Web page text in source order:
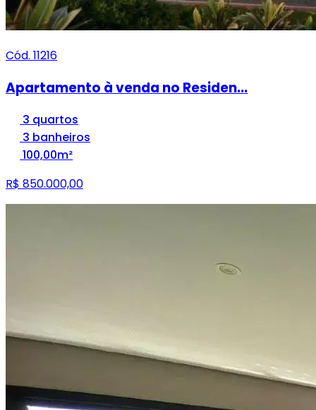
Cód. 11216
Apartamento à venda no Residen...
3 quartos
3 banheiros
100,00m²
R$ 850.000,00